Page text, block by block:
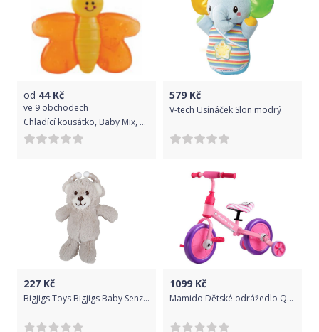
od 44Kč
ve 9 obchodech
Chladící kousátko, Baby Mix, včelka
579 Kč
V-tech Usínáček Slon modrý
227 Kč
Bigjigs Toys Bigjigs Baby Senzorický medvídek
1099 Kč
Mamido Dětské odrážedlo Quick 3v1 růžové